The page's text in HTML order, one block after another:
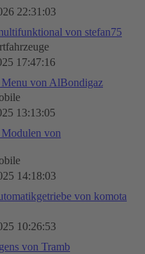
22:31:03
von stefan75
17:47:16
von AlBondigaz
13:13:05
von
14:18:03
von komota
10:26:53
von Tramb